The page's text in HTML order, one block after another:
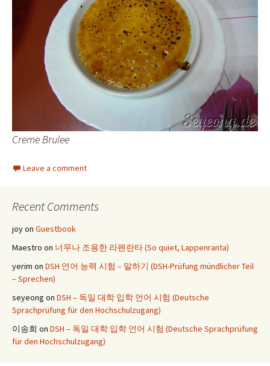
Creme Brulee
Leave a comment
Recent Comments
joyon Guestbook
Maestro on 너무나 조용한 라펜란타 (So quiet, Lappenranta)
yerim on DSH 언어 능력 시험 – 말하기 (DSH-Prüfung mündlicher Teil
– Sprechen)
seyeong on DSH – 독일 대학 입학 언어 시험 (Deutsche
Sprachprüfung für den Hochschulzugang)
이송희 on DSH – 독일 대학 입학 언어 시험 (Deutsche Sprachprüfung
für den Hochschulzugang)